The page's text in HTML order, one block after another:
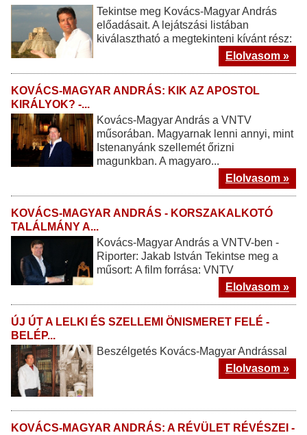
Tekintse meg Kovács-Magyar András
előadásait. A lejátszási listában
kiválasztható a megtekinteni kívánt rész:
Elolvasom »
KOVÁCS-MAGYAR ANDRÁS: KIK AZ APOSTOL
KIRÁLYOK? -...
Kovács-Magyar András a VNTV
műsorában. Magyarnak lenni annyi, mint
Istenanyánk szellemét őrizni
magunkban. A magyaro...
Elolvasom »
KOVÁCS-MAGYAR ANDRÁS - KORSZAKALKOTÓ
TALÁLMÁNY A...
Kovács-Magyar András a VNTV-ben -
Riporter: Jakab István Tekintse meg a
műsort: A film forrása: VNTV
Elolvasom »
ÚJ ÚT A LELKI ÉS SZELLEMI ÖNISMERET FELÉ -
BELÉP...
Beszélgetés Kovács-Magyar Andrással
Elolvasom »
KOVÁCS-MAGYAR ANDRÁS: A RÉVÜLET RÉVÉSZEI -